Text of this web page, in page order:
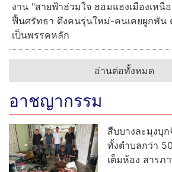
งาน "สายฟ้าฮ่วมใจ ฮอมแฮงเมืองเหนื
ฟื้นศรัทธา ดึงคนรุ่นใหม่-คนเคยผูกพัน
เป็นพรรคหลัก
อ่านต่อทั้งหมด
อาชญากรรม
สืบบางละมุงบุ
ทั้งตำบลกว่า
เต็มห้อง สารภ